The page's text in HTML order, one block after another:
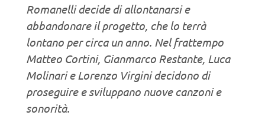
Romanelli decide di allontanarsi e
abbandonare il progetto, che lo terrà
lontano per circa un anno. Nel frattempo
Matteo Cortini, Gianmarco Restante, Luca
Molinari e Lorenzo Virgini decidono di
proseguire e sviluppano nuove canzoni e
sonorità.